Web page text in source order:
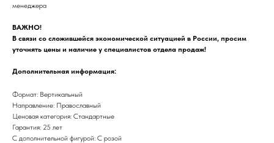
менеджера
ВАЖНО!
В связи со сложившейся экономической ситуацией в России, просим
уточнять цены и наличие у специалистов отдела продаж!
Дополнительная информация:
Формат: Вертикальный
Направление: Православный
Ценовая категория: Стандартные
Гарантия: 25 лет
С дополнительной фигурой: С розой